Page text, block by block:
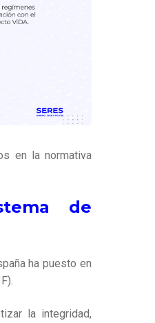
en la normativa
de
ha puesto en
la integridad,